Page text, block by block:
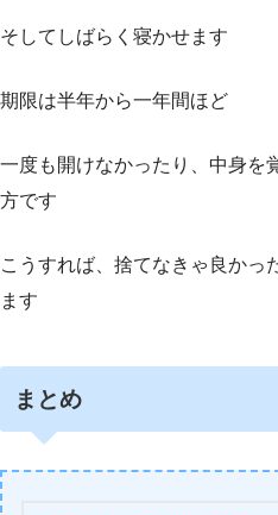
そしてしばらく寝かせます
期限は半年から一年間ほど
一度も開けなかったり、中身を
方です
こうすれば、捨てなきゃ良かっ
ます
まとめ